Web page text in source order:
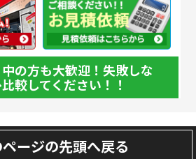
の方も大歓迎！失敗しな
較してください！！
ページの先頭へ戻る